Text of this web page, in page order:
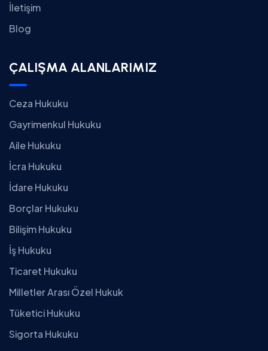
İletişim
Blog
ÇALIŞMA ALANLARIMIZ
Ceza Hukuku
Gayrimenkul Hukuku
Aile Hukuku
İcra Hukuku
İdare Hukuku
Borçlar Hukuku
Bilişim Hukuku
İş Hukuku
Ticaret Hukuku
Milletler Arası Özel Hukuk
Tüketici Hukuku
Sigorta Hukuku